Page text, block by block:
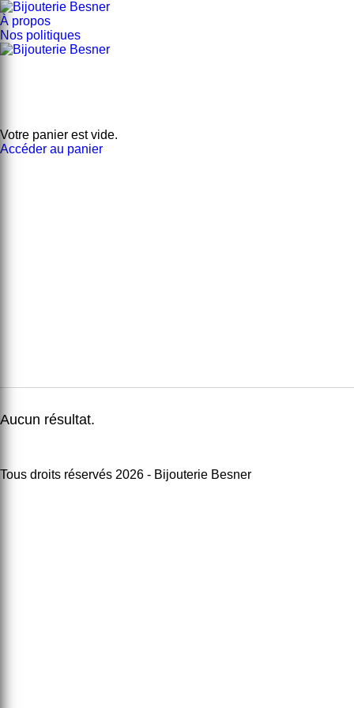
À propos
Nos politiques
Votre panier est vide.
Accéder au panier
Aucun résultat.
Tous droits réservés 2026 - Bijouterie Besner